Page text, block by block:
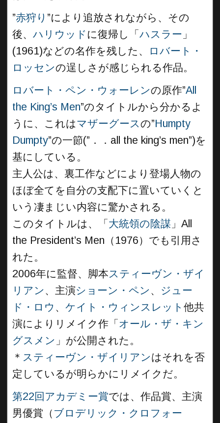
”赤狩り ”により追放されながら、その
後、 ハリウッド に復帰し「 ハスラー 」
(1961)などの名作を残した、
ロバート・
ロッセンの逞しさが感じられる作品。
ロバート・ペン・ウォーレンの原作”All
the King’s Men”のタイトルから分かるよ
うに、これはマザーグースの”Humpty
Dumpty”の一節(”．．all the king’s men”)を
基にしている。
主人公は、裏工作などにより登場人物の
ほぼ全てを自分の支配下に置いていくと
いう凄まじい内容に驚かされる。
このタイトルは、「 大統領の陰謀 」All
the President’s Men（1976）でも引用さ
れた。
2006年に監督、脚本スティーヴン・ザイ
リアン 、主演ショーン・ペン 、 ジュー
ド・ロウ 、 ケイト・ウィンスレット 他共
演によりリメイク作「 オール・ザ・キン
グスメン 」が公開された。
＊ スティーヴン・ザイリアンはそれを否
定しているが明らかにリメイクだ。
第22回アカデミー賞では、作品賞、主演
男優賞（ ブロデリック・クロフォー